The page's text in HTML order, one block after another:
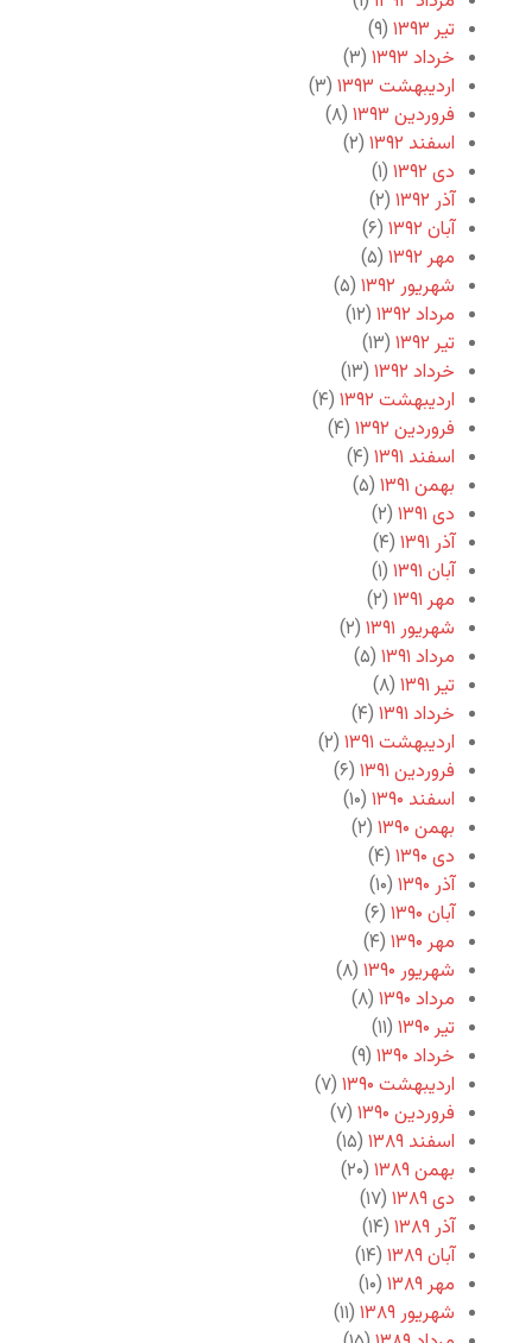
تیر ۱۳۹۳
(۹)
خرداد ۱۳۹۳
(۳)
اردیبهشت ۱۳۹۳
(۳)
فروردین ۱۳۹۳
(۸)
اسفند ۱۳۹۲
(۲)
دی ۱۳۹۲
(۱)
آذر ۱۳۹۲
(۲)
آبان ۱۳۹۲
(۶)
مهر ۱۳۹۲
(۵)
شهریور ۱۳۹۲
(۵)
مرداد ۱۳۹۲
(۱۲)
تیر ۱۳۹۲
(۱۳)
خرداد ۱۳۹۲
(۱۳)
اردیبهشت ۱۳۹۲
(۴)
فروردین ۱۳۹۲
(۴)
اسفند ۱۳۹۱
(۴)
بهمن ۱۳۹۱
(۵)
دی ۱۳۹۱
(۲)
آذر ۱۳۹۱
(۴)
آبان ۱۳۹۱
(۱)
مهر ۱۳۹۱
(۲)
شهریور ۱۳۹۱
(۲)
مرداد ۱۳۹۱
(۵)
تیر ۱۳۹۱
(۸)
خرداد ۱۳۹۱
(۴)
اردیبهشت ۱۳۹۱
(۲)
فروردین ۱۳۹۱
(۶)
اسفند ۱۳۹۰
(۱۰)
بهمن ۱۳۹۰
(۲)
دی ۱۳۹۰
(۴)
آذر ۱۳۹۰
(۱۰)
آبان ۱۳۹۰
(۶)
مهر ۱۳۹۰
(۴)
شهریور ۱۳۹۰
(۸)
مرداد ۱۳۹۰
(۸)
تیر ۱۳۹۰
(۱۱)
خرداد ۱۳۹۰
(۹)
اردیبهشت ۱۳۹۰
(۷)
فروردین ۱۳۹۰
(۷)
اسفند ۱۳۸۹
(۱۵)
بهمن ۱۳۸۹
(۲۰)
دی ۱۳۸۹
(۱۷)
آذر ۱۳۸۹
(۱۴)
آبان ۱۳۸۹
(۱۴)
مهر ۱۳۸۹
(۱۰)
شهریور ۱۳۸۹
(۱۱)